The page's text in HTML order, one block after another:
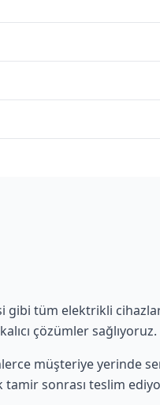
gibi tüm elektrikli
çözümler sağlıyoruz.
müşteriye yerinde
tamir sonrası teslim